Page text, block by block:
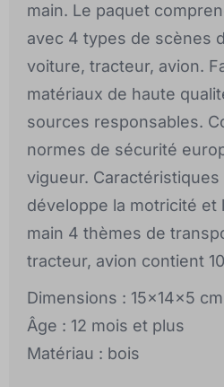
main. Le paquet
avec 4 types de scènes
voiture, tracteur, avion.
matériaux de haute
sources responsables.
normes de sécurité
vigueur. Caractéristiques
développe la motricité
main 4 thèmes de
tracteur, avion contient
Dimensions : 15x14x5 cm
Âge : 12 mois et plus
Matériau : bois